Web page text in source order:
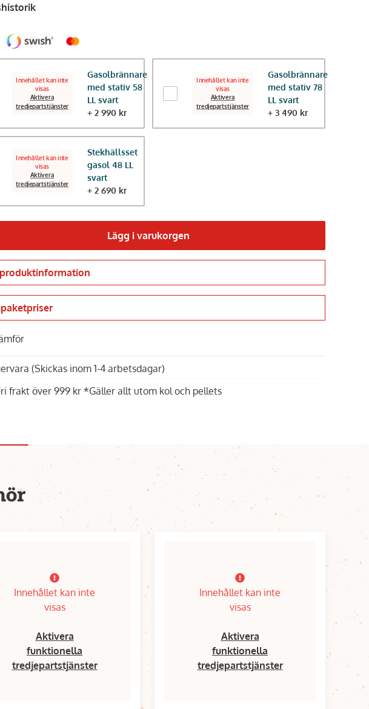
kan inte
Aktivera
Stekhällsset gasol 78 LL svart
Spara 5%Innehållet kan inte
Aktivera
tredjepartstjänster
Muurikka,
- 14%
Innehållet kan inte
visas
Aktivera
tredjepartstjänster
Gasolbrännare
med stativ 58
LL svart
+ 2 990 kr
Innehållet kan inte
visas
Aktivera
tredjepartstjänster
Gasolbrännare
med stativ 78
LL svart
+ 3 490 kr
Innehållet kan inte
visas
Aktivera
tredjepartstjänster
Stekhällsset
gasol 48 LL
svart
+ 2 690 kr
Lägg i varukorgen
(Skickas inom 1-4 arbetsdagar)
frakt över 999 kr *Gäller allt utom kol och pellets
Innehållet kan inte
visas
Aktivera
funktionella
tredjepartstjänster
Innehållet kan inte
visas
Aktivera
funktionella
tredjepartstjänster